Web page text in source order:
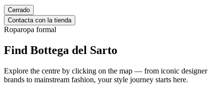
Cerrado
Contacta con la tienda
Roparopa formal
Find Bottega del Sarto
Explore the centre by clicking on the map — from iconic designer
brands to mainstream fashion, your style journey starts here.